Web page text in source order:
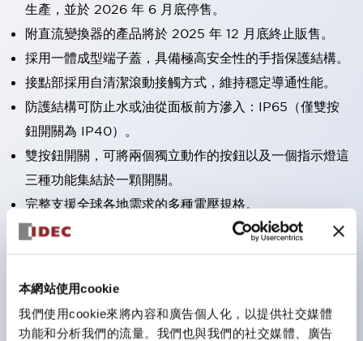
本網站使用cookie
我們使用cookie來將內容和廣告個人化，以提供社交媒體
功能和分析我們的流量。我們也與我們的社交媒體、廣告
生產，並於 2026 年 6 月底停售。
附直流變換器的產品將於 2025 年 12 月底終止販售。
採用一體成型端子蓋，具備極高安全性的手指保護結構。
接點部採用自清潔滾動接觸方式，維持穩定導通性能。
防護結構可防止水或油從面板前方滲入：IP65（僅雙按
鈕開關為 IP40）。
雙按鈕開關，可將兩個獨立動作的按鈕以及一個指示燈這
三種功能集結於一顆開關。
完整支援全球各地需求的多種電壓規格。
一顆 LED 燈泡即可呈現六種顏色（LSRD 燈泡）。以往
需分色管理的 LED 燈泡，如今可用單一顆燈泡呈現多種
可清楚辨識正方平頭形指示燈的亮燈/熄燈狀態，以及點